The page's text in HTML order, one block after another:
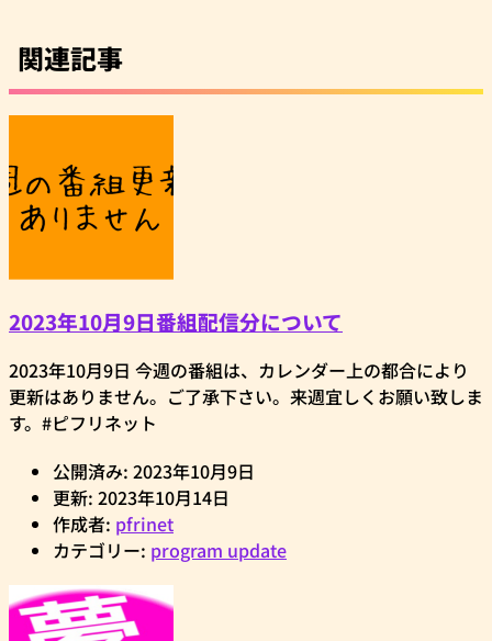
関連記事
2023年10月9日番組配信分について
2023年10月9日 今週の番組は、カレンダー上の都合により
更新はありません。ご了承下さい。来週宜しくお願い致しま
す。#ピフリネット
公開済み: 2023年10月9日
更新: 2023年10月14日
作成者: pfrinet
カテゴリー: program update